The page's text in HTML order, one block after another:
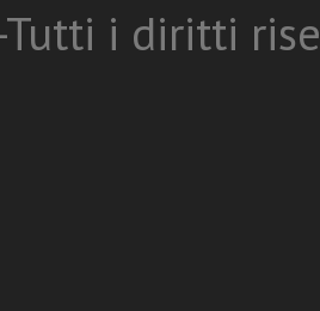
Tutti i diritti